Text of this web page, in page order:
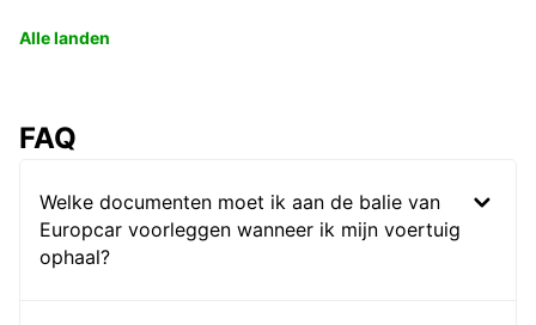
Alle landen
FAQ
Welke documenten moet ik aan de balie van
Europcar voorleggen wanneer ik mijn voertuig
ophaal?